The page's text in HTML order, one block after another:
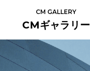
CM GALLERY
CMギャラリー